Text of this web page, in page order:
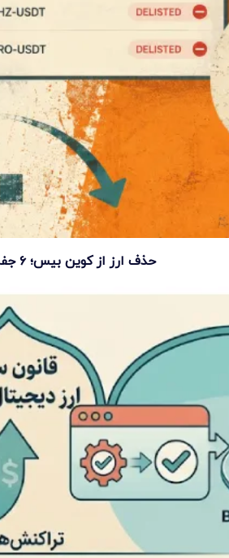
حذف ارز از کوین بیس؛ ۶ جفت ارز دیگر متوقف شدند!